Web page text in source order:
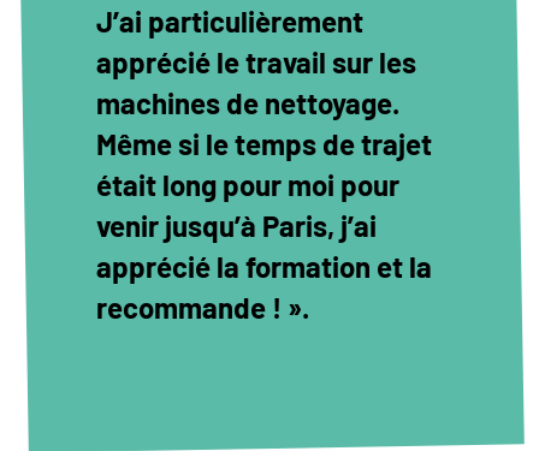
J’ai particulièrement
apprécié le travail sur les
machines de nettoyage.
Même si le temps de trajet
était long pour moi pour
venir jusqu’à Paris, j’ai
apprécié la formation et la
recommande ! ».